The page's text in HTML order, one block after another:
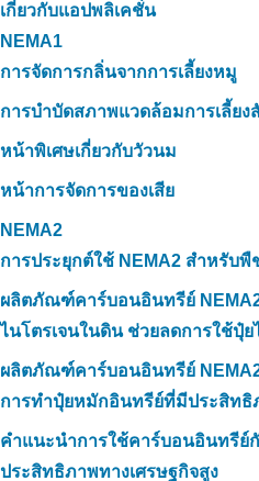
เกี่ยวกับแอปพลิเคชั่น
NEMA1
การจัดการกลิ่นจากการเลี้ยงหมู
การบำบัดสภาพแวดล้อมการเลี้ยง
หน้าพิเศษเกี่ยวกับวัวนม
หน้าการจัดการของเสีย
NEMA2
การประยุกต์ใช้ NEMA2 สำหรับ
ผลิตภัณฑ์คาร์บอนอินทรีย์
ไนโตรเจนในดิน ช่วยลดการใช้ปุ๋
ผลิตภัณฑ์คาร์บอนอินทรีย์
การทำปุ๋ยหมักอินทรีย์ที่มีประสิทธิ
คำแนะนำการใช้คาร์บอนอินทรีย์
ประสิทธิภาพทางเศรษฐกิจสูง